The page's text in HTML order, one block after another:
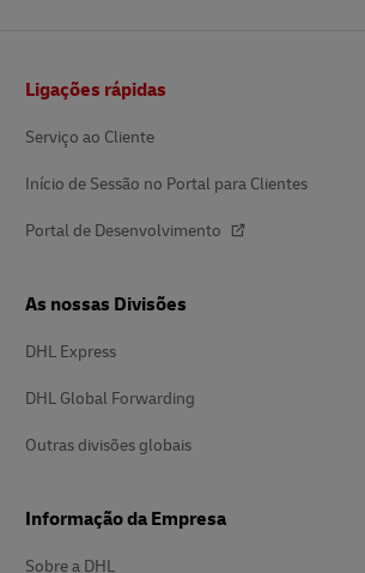
Ligações rápidas
Serviço ao Cliente
Início de Sessão no Portal para Clientes
Portal de Desenvolvimento
As nossas Divisões
DHL Express
DHL Global Forwarding
Outras divisões globais
Informação da Empresa
Sobre a DHL